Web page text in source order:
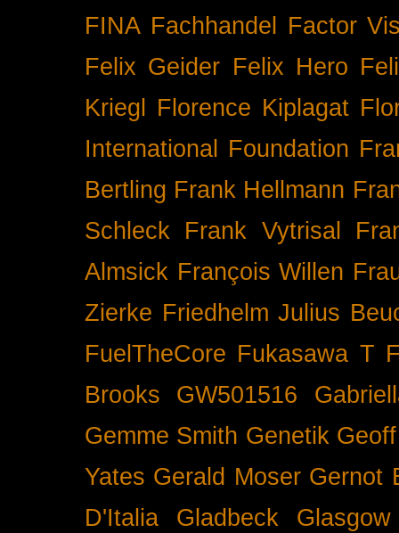
FINA Fachhandel
Factor
Felix Geider Felix Hero
Kriegl
Florence Kiplagat
International
Foundation
Bertling Frank Hellmann
Schleck Frank Vytrisal
Almsick François Willen
Zierke Friedhelm Julius
FuelTheCore Fukasawa T
Brooks
GW501516
Gemme Smith Genetik
Yates Gerald Moser Gernot
D'Italia
Gladbeck
Glasgow